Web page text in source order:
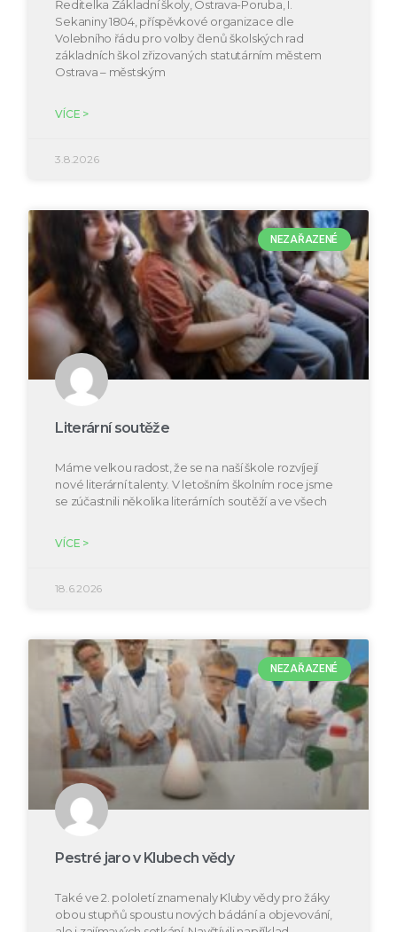
Ředitelka Základní školy, Ostrava-Poruba, I.
Sekaniny 1804, příspěvkové organizace dle
Volebního řádu pro volby členů školských rad
základních škol zřizovaných statutárním městem
Ostrava – městským
VÍCE >
3.8.2026
NEZAŘAZENÉ
Literární soutěže
Máme velkou radost, že se na naší škole rozvíjejí
nové literární talenty. V letošním školním roce jsme
se zúčastnili několika literárních soutěží a ve všech
VÍCE >
18.6.2026
NEZAŘAZENÉ
Pestré jaro v Klubech vědy
Také ve 2. pololetí znamenaly Kluby vědy pro žáky
obou stupňů spoustu nových bádání a objevování,